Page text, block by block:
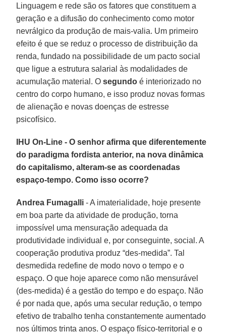
Linguagem e rede são os fatores que constituem a
geração e a difusão do conhecimento como motor
nevrálgico da produção de mais-valia. Um primeiro
efeito é que se reduz o processo de distribuição da
renda, fundado na possibilidade de um pacto social
que ligue a estrutura salarial às modalidades de
acumulação material. Osegundo é interiorizado no
centro do corpo humano, e isso produz novas formas
de alienação e novas doenças de estresse
psicofísico.
IHU On-Line - O senhor afirma que diferentemente
do paradigma fordista anterior, na nova dinâmica
do capitalismo, alteram-se as coordenadas
espaço-tempo. Como isso ocorre?
Andrea Fumagalli - A imaterialidade, hoje presente
em boa parte da atividade de produção, torna
impossível uma mensuração adequada da
produtividade individual e, por conseguinte, social. A
cooperação produtiva produz “des-medida”. Tal
desmedida redefine de modo novo o tempo e o
espaço. O que hoje aparece como não mensurável
(des-medida) é a gestão do tempo e do espaço. Não
é por nada que, após uma secular redução, o tempo
efetivo de trabalho tenha constantemente aumentado
nos últimos trinta anos. O espaço físico-territorial e o